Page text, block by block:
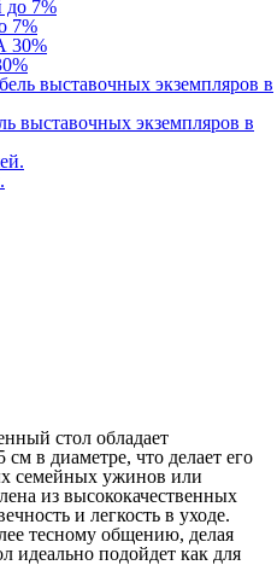
7%
выставочных экземпляров в
стол обладает
в диаметре, что делает его
семейных ужинов или
из высококачественных
и легкость в уходе.
тесному общению, делая
идеально подойдет как для